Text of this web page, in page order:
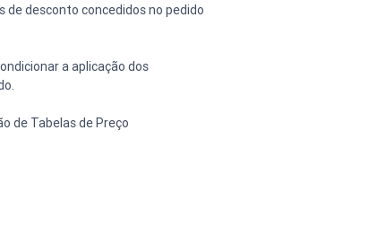
desconto concedidos no pedido
a aplicação dos
de Tabelas de Preço